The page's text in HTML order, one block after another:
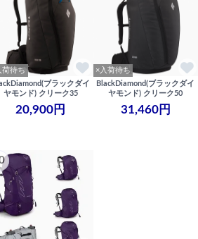
荷待ち
ブラックダイ
ヤモンド) クリーク35
20,900円
×入荷待ち
BlackDiamond(ブラックダイ
ヤモンド) クリーク50
31,460円